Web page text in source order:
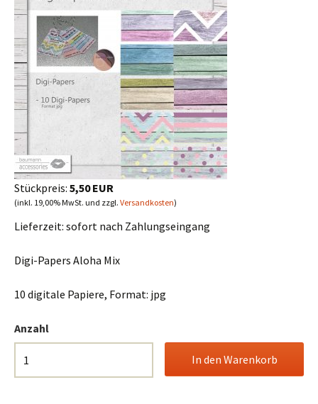
Stückpreis: 5,50 EUR
(inkl. 19,00% MwSt. und zzgl. Versandkosten)
Lieferzeit: sofort nach Zahlungseingang
Digi-Papers Aloha Mix
10 digitale Papiere, Format: jpg
Anzahl